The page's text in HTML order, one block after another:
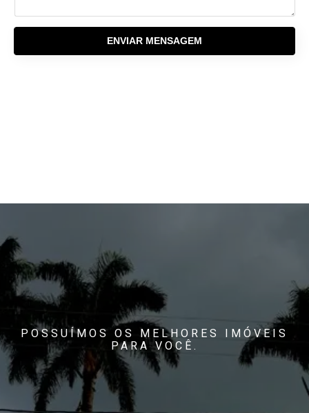
ENVIAR MENSAGEM
POSSUÍMOS OS MELHORES IMÓVEIS
PARA VOCÊ.